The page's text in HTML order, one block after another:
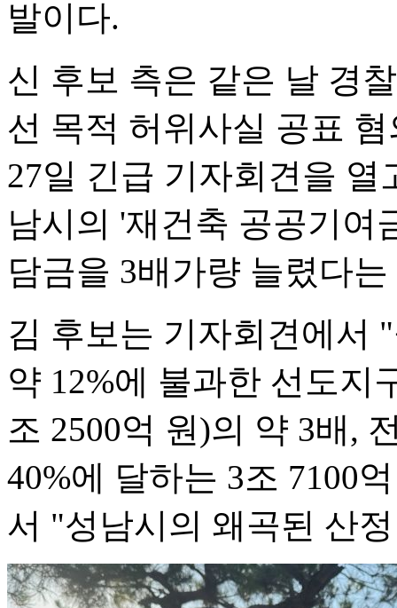
발이다.
신 후보 측은 같은 날 경
선 목적 허위사실 공표
27일 긴급 기자회견을
남시의 '재건축 공공기여
담금을 3배가량 늘렸다
김 후보는 기자회견에서
약 12%에 불과한 선도지
조 2500억 원)의 약 3배,
40%에 달하는 3조 7100
서 "성남시의 왜곡된 산